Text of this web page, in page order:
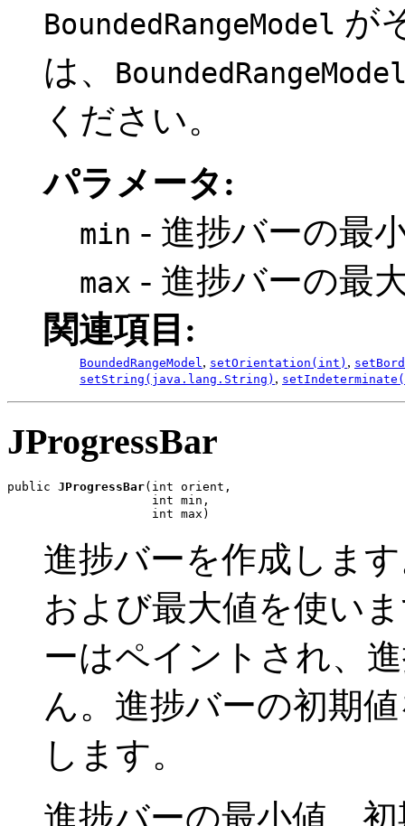
BoundedRangeModel が
は、
ください。
パラメータ:
min - 進捗バーの最
max - 進捗バーの最
関連項目:
BoundedRangeModel, setOrientation(int) ,
setString(java.lang.String) ,
JProgressBar
public JProgressBar(int orient,
                    int min,
                    int max)
進捗バーを作成しま
および最大値を使い
ーはペイントされ、
ん。進捗バーの初期
します。
進捗バーの最小値、